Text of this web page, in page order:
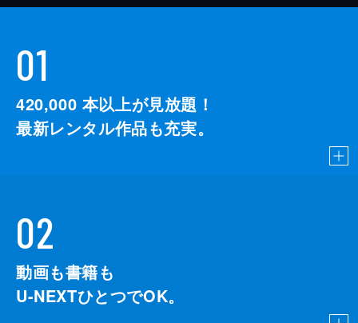
01
420,000 本以上が見放題！
最新レンタル作品も充実。
02
動画も書籍も
U-NEXTひとつでOK。